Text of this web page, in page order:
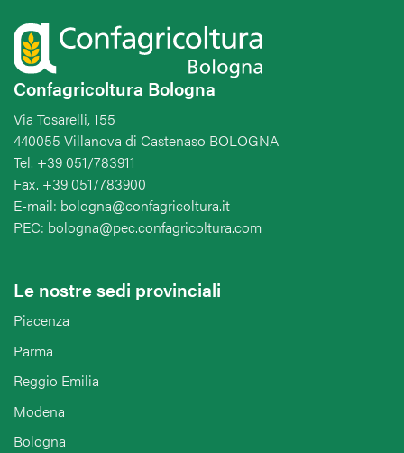
Confagricoltura Bologna
Via Tosarelli, 155
440055 Villanova di Castenaso BOLOGNA
Tel. +39 051/783911
Fax. +39 051/783900
E-mail: bologna@confagricoltura.it
PEC: bologna@pec.confagricoltura.com
Le nostre sedi provinciali
Piacenza
Parma
Reggio Emilia
Modena
Bologna